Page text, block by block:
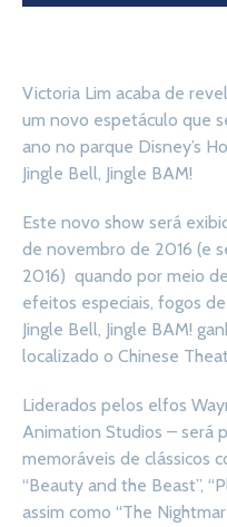
Victoria Lim acaba de
um novo espetáculo que
ano no parque Disney’s
Jingle Bell, Jingle BAM!
Este novo show será
de novembro de 2016 (e
2016) quando por meio
efeitos especiais, fogos
Jingle Bell, Jingle BAM!
localizado o Chinese
Liderados pelos elfos
Animation Studios – será
memoráveis de clássicos
“Beauty and the Beast”,
assim como “The